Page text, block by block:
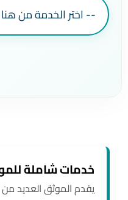
خدمات شاملة
يقدم الموثق العديد